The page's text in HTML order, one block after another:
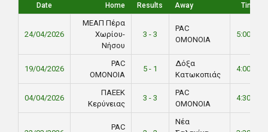
Date Home Results Away Time
24/04/2026
ΜΕΑΠ Πέρα
Χωρίου-
Νήσου
3 - 3
PAC
ΟΜΟΝΟΙΑ
5:00 PM
19/04/2026
PAC
ΟΜΟΝΟΙΑ
5 - 1
Δόξα
Κατωκοπιάς
4:00 PM
04/04/2026
ΠΑΕΕΚ
Κερύνειας
3 - 3
PAC
ΟΜΟΝΟΙΑ
4:30 PM
PAC
Νέα